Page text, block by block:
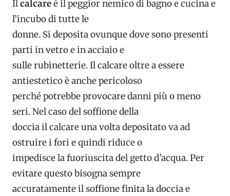
Ilcalcareè il peggior nemico di bagno e cucina e
l’incubo di tutte le
donne. Si deposita ovunque dove sono presenti
parti in vetro e in acciaio e
sulle rubinetterie. Il calcare oltre a essere
antiestetico è anche pericoloso
perché potrebbe provocare danni più o meno
seri. Nel caso del soffione della
doccia il calcare una volta depositato va ad
ostruire i fori e quindi riduce o
impedisce la fuoriuscita del getto d’acqua. Per
evitare questo bisogna sempre
accuratamente il soffione finita la doccia e